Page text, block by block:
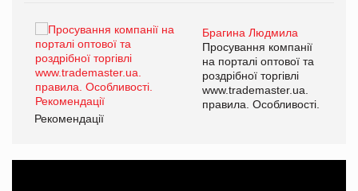
Брагина Людмила
Просування компанії
на порталі оптової та
роздрібної торгівлі
www.trademaster.ua.
правила. Особливості.
Рекомендації